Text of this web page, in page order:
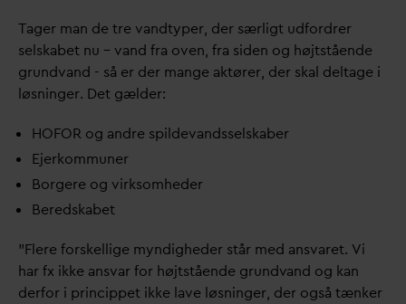
Tager man de tre vandtyper, der særligt udfordrer
selskabet nu – vand fra oven, fra siden og højtstående
grundvand - så er der mange aktører, der skal deltage i
løsninger. Det gælder:
HOFOR og andre spildevandsselskaber
Ejerkommuner
Borgere og virksomheder
Beredskabet
”Flere forskellige myndigheder står med ansvaret. Vi
har fx ikke ansvar for højtstående grundvand og kan
derfor i princippet ikke lave løsninger, der også tænker